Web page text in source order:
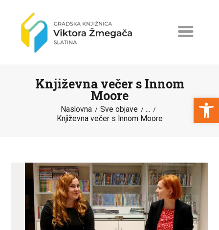
Open toolbar
Književna večer s Innom
Moore
Naslovna Sve objave ...
Književna večer s Innom Moore
NASLOVNA
PROGRAMI I PROJEKTI
KATALOG
O KNJIŽNICI